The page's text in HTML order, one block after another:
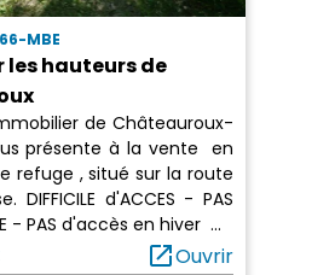
MBE
les hauteurs de
de Châteauroux-
présente à la vente en
refuge , situé sur la route
DIFFICILE d'ACCES - PAS
- PAS d'accès en hiver ...
open_in_newOuvrir